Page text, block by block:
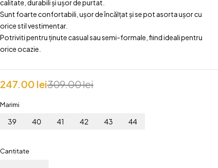
calitate, durabili și ușor de purtat.
Sunt foarte confortabili, ușor de încălțat și se pot asorta ușor cu
orice stil vestimentar.
Potriviti pentru ținute casual sau semi-formale, fiind ideali pentru
orice ocazie.
309.00lei
247.00 lei
Marimi
39 40 41 42 43 44
Cantitate